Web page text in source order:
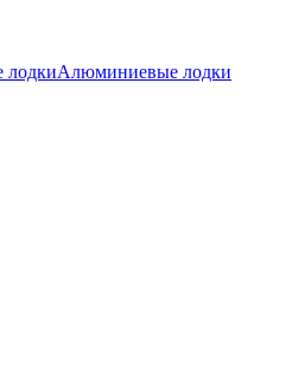
Алюминиевые лодки